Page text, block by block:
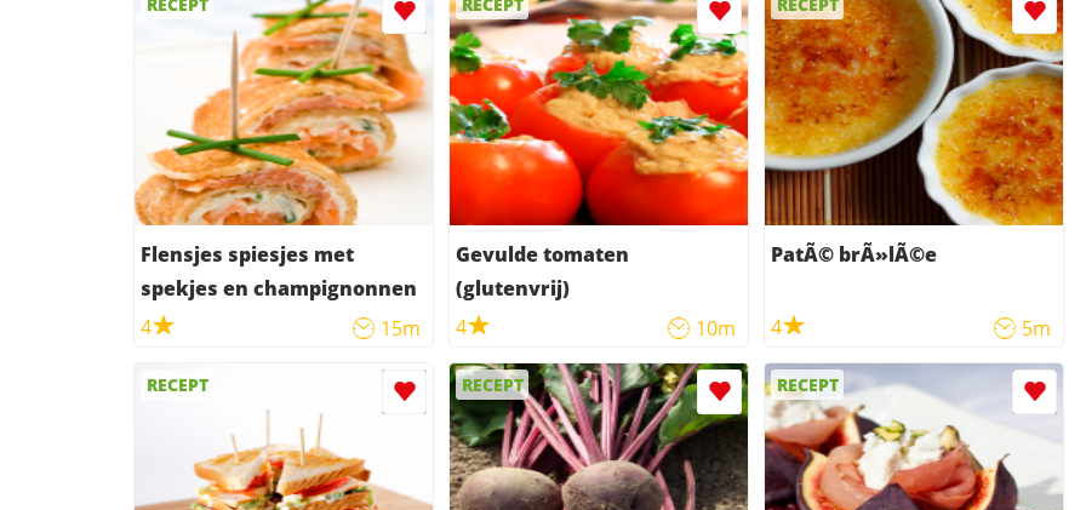
Flensjes spiesjes met
spekjes en champignonnen
4
15m
Gevulde tomaten
(glutenvrij)
4
10m
PatÃ© brÃ»lÃ©e
4 5m
RECEPT RECEPT RECEPT